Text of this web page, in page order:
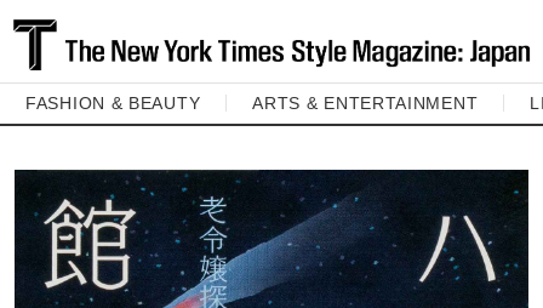
FASHION & BEAUTY ARTS & ENTERTAINMENT